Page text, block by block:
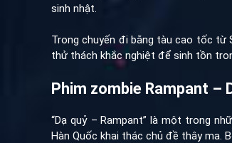
sinh nhật.
Trong chuyến đi bằng tàu cao tốc từ
thử thách khắc nghiệt để sinh tồn
Phim zombie Rampant –
“Dạ quỷ – Rampant” là một trong
Hàn Quốc khai thác chủ đề thây ma.